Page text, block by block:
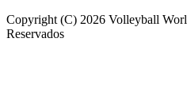
Copyright (C) 2026 Volleyball
Reservados